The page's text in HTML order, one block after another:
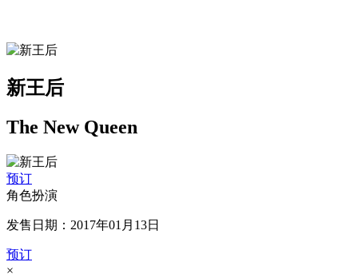
新王后
The New Queen
预订
角色扮演
发售日期：2017年01月13日
预订
×